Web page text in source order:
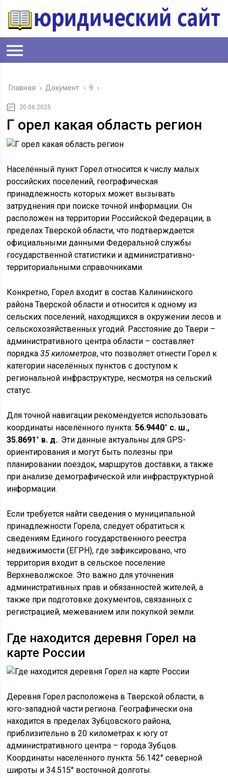
Главная › Документ › 9 ›
20.06.2025
Г орел какая область регион
Населённый пункт Горел относится к числу малых
российских поселений, географическая
принадлежность которых может вызывать
затруднения при поиске точной информации. Он
расположен на территории Российской Федерации, в
пределах Тверской области, что подтверждается
официальными данными Федеральной службы
государственной статистики и административно-
территориальными справочниками.
Конкретно, Горел входит в состав Калининского
района Тверской области и относится к одному из
сельских поселений, находящихся в окружении лесов и
сельскохозяйственных угодий. Расстояние до Твери –
административного центра области – составляет
порядка35 километров, что позволяет отнести Горел к
категории населённых пунктов с доступом к
региональной инфраструктуре, несмотря на сельский
статус.
Для точной навигации рекомендуется использовать
координаты населённого пункта:56.9440° с. ш.,
35.8691° в. д.. Эти данные актуальны для GPS-
ориентирования и могут быть полезны при
планировании поездок, маршрутов доставки, а также
при анализе демографической или инфраструктурной
информации.
Если требуется найти сведения о муниципальной
принадлежности Горела, следует обратиться к
сведениям Единого государственного реестра
недвижимости (ЕГРН), где зафиксировано, что
территория входит в сельское поселение
Верхневолжское. Это важно для уточнения
административных прав и обязанностей жителей, а
также при подготовке документов, связанных с
регистрацией, межеванием или покупкой земли.
Где находится деревня Горел на
карте России
Деревня Горел расположена в Тверской области, в
юго-западной части региона. Географически она
находится в пределах Зубцовского района,
приблизительно в 20 километрах к югу от
административного центра – города Зубцов.
Координаты населённого пункта: 56.142° северной
широты и 34.515° восточной долготы.